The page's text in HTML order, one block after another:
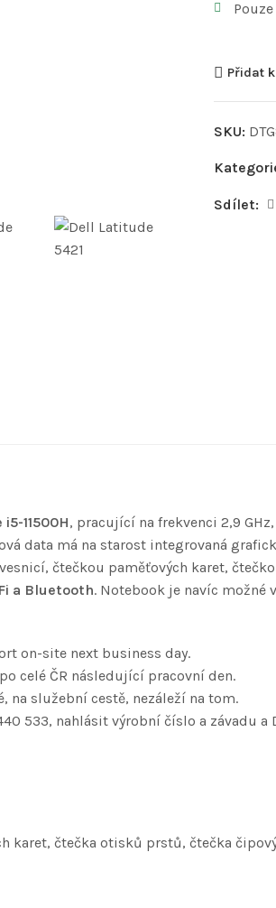
Přidat
SKU:
Sdílet:
11500H, pracující na frekvenci 2,9
data má na starost integrovaná
čtečkou paměťových karet,
a Bluetooth. Notebook je navíc možné
on-site next business day.
celé ČR následující pracovní den.
na služební cestě, nezáleží na tom.
533, nahlásit výrobní číslo a závadu a
karet, čtečka otisků prstů, čtečka